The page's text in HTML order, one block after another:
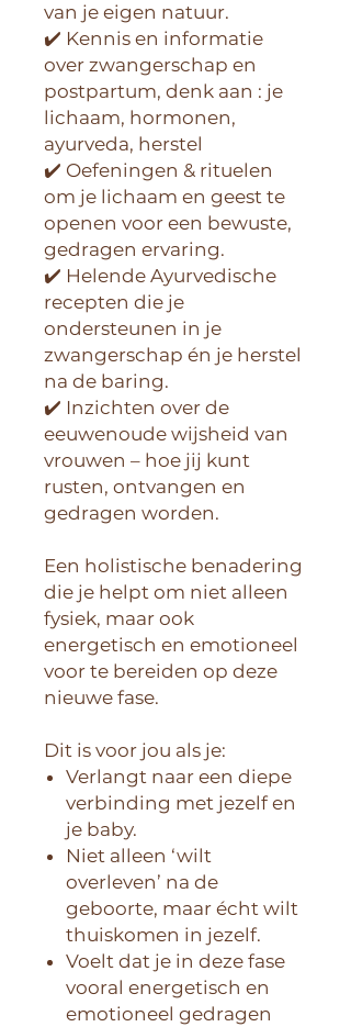
van je eigen natuur.
✔️ Kennis en informatie
over zwangerschap en
postpartum, denk aan : je
lichaam, hormonen,
ayurveda, herstel
✔️ Oefeningen & rituelen
om je lichaam en geest te
openen voor een bewuste,
gedragen ervaring.
✔️ Helende Ayurvedische
recepten die je
ondersteunen in je
zwangerschap én je herstel
na de baring.
✔️ Inzichten over de
eeuwenoude wijsheid van
vrouwen – hoe jij kunt
rusten, ontvangen en
gedragen worden.
Een holistische benadering
die je helpt om niet alleen
fysiek, maar ook
energetisch en emotioneel
voor te bereiden op deze
nieuwe fase.
Dit is voor jou als je:
Verlangt naar een diepe
verbinding met jezelf en
je baby.
Niet alleen ‘wilt
overleven’ na de
geboorte, maar écht wilt
thuiskomen in jezelf.
Voelt dat je in deze fase
vooral energetisch en
emotioneel gedragen